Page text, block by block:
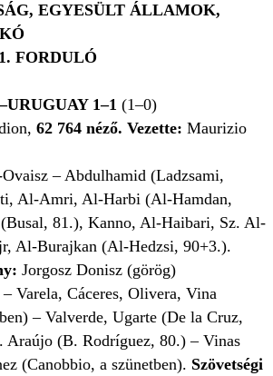
EGYESÜLT ÁLLAMOK,
FORDULÓ
1–1 (1–0)
62 764 néző. Vezette: Maurizio
– Abdulhamid (Ladzsami,
Al-Amri, Al-Harbi (Al-Hamdan,
81.), Kanno, Al-Haibari, Sz. Al-
Al-Burajkan (Al-Hedzsi, 90+3.).
Jorgosz Donisz (görög)
Varela, Cáceres, Olivera, Vina
– Valverde, Ugarte (De la Cruz,
Araújo (B. Rodríguez, 80.) – Vinas
(Canobbio, a szünetben). Szövetségi